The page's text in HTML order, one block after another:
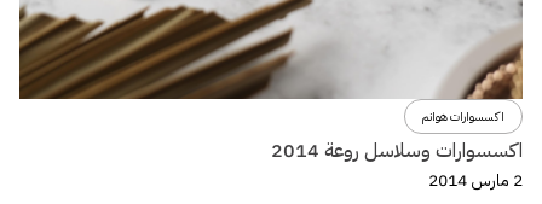
اكسسوارات هوانم
اكسسوارات وسلاسل روعة 2014
2 مارس 2014